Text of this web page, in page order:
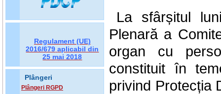
Regulament (UE)
2016/679 aplicabil din
25 mai 2018
Plângeri
Plângeri RGPD
La sfârșitul
Plenară a
organ cu
constituit în
privind Protecția